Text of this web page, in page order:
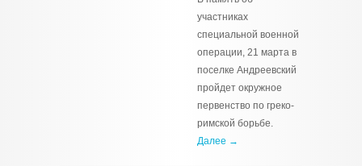
участниках
специальной военной
операции, 21 марта в
поселке Андреевский
пройдет окружное
первенство по греко-
римской борьбе.
Далее →